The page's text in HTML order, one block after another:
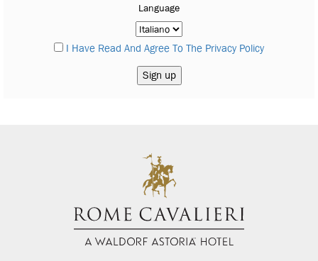
Language
I Have Read And Agree To The Privacy Policy